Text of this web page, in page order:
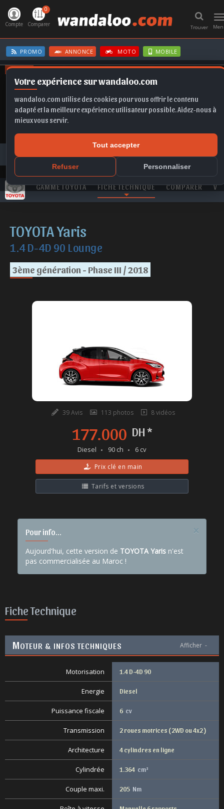
Votre expérience sur wandaloo.com
wandaloo.com utilise des cookies pour vous offrir le contenu
adapté et la meilleure expérience utilisateur possible. Aidez-nous à
mieux vous servir.
Tout accepter
Refuser Personnaliser
Trouver
Compte
0
Comparer
PROMO ANNONCE MOTO MOBILE
OFFRES
FRONTERA EV ASTRA X1
TOYOTA
Yaris
TOYOTA Yaris 1.4 D-4D 90 Lounge neuve au Maroc
GAMME TOYOTA FICHE TECHNIQUE COMPARER
TOYOTA Yaris
1.4 D-4D 90 Lounge
3ème génération - Phase III / 2018
39 Avis 113 photos 8 vidéos
177.000 DH *
Diesel 90 ch 6 cv
Prix clé en main
Tarifs et versions
×
Pour info...
Aujourd'hui, cette version de TOYOTA Yaris n'est
pas commercialisée au Maroc !
Fiche Technique
MOTEUR & INFOS TECHNIQUES Afficher -
Motorisation 1.4 D-4D 90
Energie Diesel
Puissance fiscale 6 cv
Transmission 2 roues motrices ( 2WD ou 4x2 )
Architecture 4 cylindres en ligne
Cylindrée 1.364 cm³
Couple maxi. 205 Nm